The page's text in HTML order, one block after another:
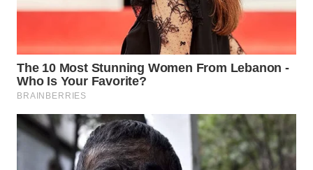
SUMEDANG
WN
CIANJUR
KEPULAUAN
SERIBU